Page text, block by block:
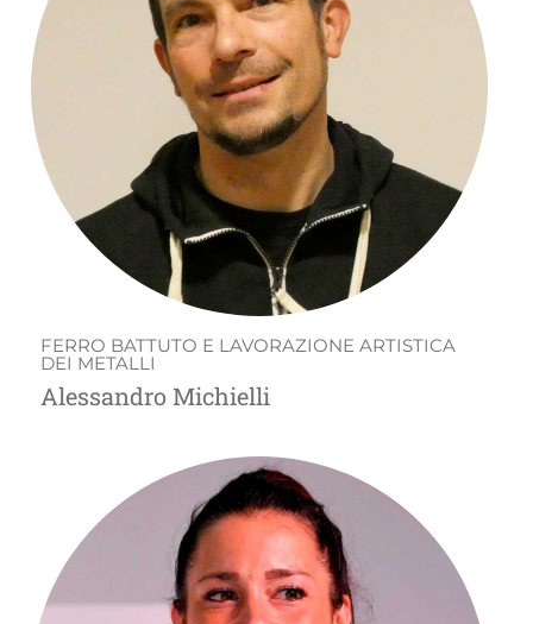
FERRO BATTUTO E LAVORAZIONE ARTISTICA
DEI METALLI
Alessandro Michielli